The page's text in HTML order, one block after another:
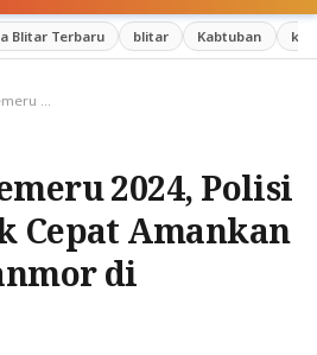
Blitar Terbaru blitar Kabtuban
2024, Polisi
Cepat Amankan
di